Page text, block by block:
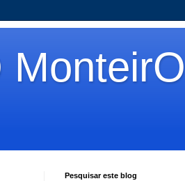
MonteirO
Pesquisar este blog